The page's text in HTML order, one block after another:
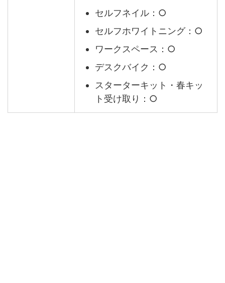
セルフネイル：○
セルフホワイトニング：○
ワークスペース：○
デスクバイク：○
スターターキット・春キッ
ト受け取り：○